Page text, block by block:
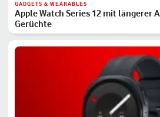
GADGETS & WEARABLES
Apple Watch Series 12 mit längerer
Gerüchte